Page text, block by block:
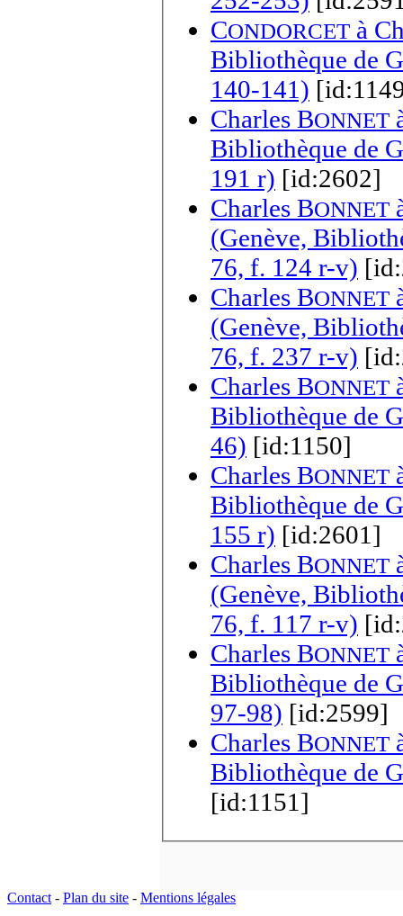
CONDORCET à
Bibliothèque de
140-141)
Charles BONNET
Bibliothèque de
191 r) [id:2602]
Charles BONNET
(Genève,
76, f. 124 r-v)
Charles BONNET
(Genève,
76, f. 237 r-v)
Charles BONNET
Bibliothèque de
46) [id:1150]
Charles BONNET
Bibliothèque de
155 r) [id:2601]
Charles BONNET
(Genève,
76, f. 117 r-v)
Charles BONNET
Bibliothèque de
97-98) [id:2599]
Charles BONNET
Bibliothèque de
[id:1151]
Contact - Plan du site - Mentions légales